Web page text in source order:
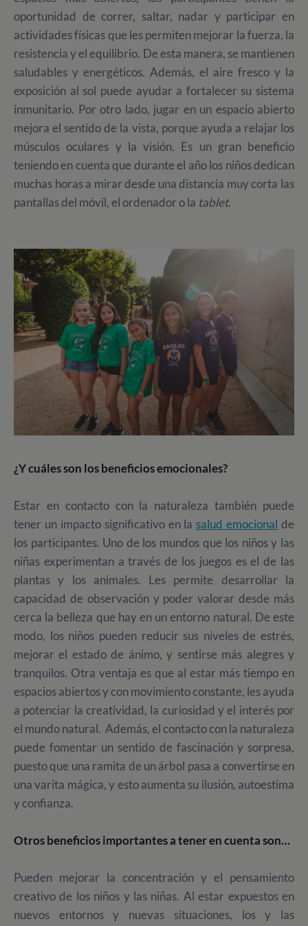
oportunidad de correr, saltar, nadar y participar en
actividades físicas que les permiten mejorar la fuerza, la
resistencia y el equilibrio. De esta manera, se mantienen
saludables y energéticos. Además, el aire fresco y la
exposición al sol puede ayudar a fortalecer su sistema
inmunitario. Por otro lado, jugar en un espacio abierto
mejora el sentido de la vista, porque ayuda a relajar los
músculos oculares y la visión. Es un gran beneficio
teniendo en cuenta que durante el año los niños dedican
muchas horas a mirar desde una distancia muy corta las
pantallas del móvil, el ordenador o la tablet.
¿Y cuáles son los beneficios emocionales?
Estar en contacto con la naturaleza también puede
tener un impacto significativo en lasalud emocional de
los participantes. Uno de los mundos que los niños y las
niñas experimentan a través de los juegos es el de las
plantas y los animales. Les permite desarrollar la
capacidad de observación y poder valorar desde más
cerca la belleza que hay en un entorno natural. De este
modo, los niños pueden reducir sus niveles de estrés,
mejorar el estado de ánimo, y sentirse más alegres y
tranquilos. Otra ventaja es que al estar más tiempo en
espacios abiertos y con movimiento constante, les ayuda
a potenciar la creatividad, la curiosidad y el interés por
el mundo natural. Además, el contacto con la naturaleza
puede fomentar un sentido de fascinación y sorpresa,
puesto que una ramita de un árbol pasa a convertirse en
una varita mágica, y esto aumenta su ilusión, autoestima
y confianza.
Otros beneficios importantes a tener en cuenta son…
Pueden mejorar la concentración y el pensamiento
creativo de los niños y las niñas. Al estar expuestos en
nuevos entornos y nuevas situaciones, los y las